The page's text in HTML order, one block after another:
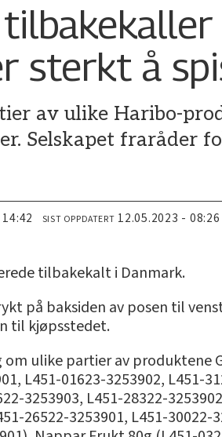
sterkt å
av ulike Haribo-
Selskapet fraråder
SIST OPPDATERT 12.05.2023 - 08:26
tilbakekalt i Danmark.
på baksiden av posen til
til kjøpsstedet.
om ulike partier av produktene
L451-01623-3253902, L451-
3253903, L451-28322-
26522-3253901, L451-